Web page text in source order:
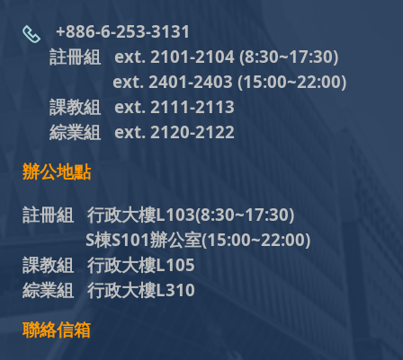
+886-6-253-3131
註冊組 ext. 2101-2104 (8:30~17:30)
ext. 2401-2403 (15:00~22:00)
課教組 ext. 2111-2113
綜業組
ext. 2120-2122
辦公地點
註冊組 行政大樓L103(8:30~17:30)
S棟S101辦公室(15:00~22:00)
課教組 行政大樓L105
綜業組 行政大樓L310
聯絡信箱